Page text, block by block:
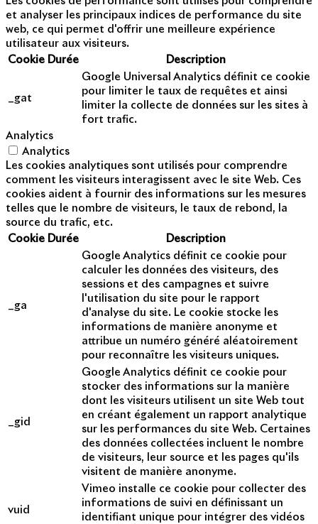
et analyser les principaux indices de performance du site
web, ce qui permet d'offrir une meilleure expérience
utilisateur aux visiteurs.
Cookie Durée Description
_gat
Google Universal Analytics définit ce cookie
pour limiter le taux de requêtes et ainsi
limiter la collecte de données sur les sites à
fort trafic.
Analytics
Analytics
Les cookies analytiques sont utilisés pour comprendre
comment les visiteurs interagissent avec le site Web. Ces
cookies aident à fournir des informations sur les mesures
telles que le nombre de visiteurs, le taux de rebond, la
source du trafic, etc.
Cookie Durée Description
_ga
Google Analytics définit ce cookie pour
calculer les données des visiteurs, des
sessions et des campagnes et suivre
l'utilisation du site pour le rapport
d'analyse du site. Le cookie stocke les
informations de manière anonyme et
attribue un numéro généré aléatoirement
pour reconnaître les visiteurs uniques.
_gid
Google Analytics définit ce cookie pour
stocker des informations sur la manière
dont les visiteurs utilisent un site Web tout
en créant également un rapport analytique
sur les performances du site Web. Certaines
des données collectées incluent le nombre
de visiteurs, leur source et les pages qu'ils
visitent de manière anonyme.
vuid
Vimeo installe ce cookie pour collecter des
informations de suivi en définissant un
identifiant unique pour intégrer des vidéos